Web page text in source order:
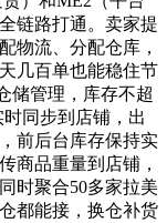
链路打通。卖家提
物流、分配仓库，
几百单也能稳住节
储管理，库存不超
同步到店铺，出
前后台库存保持实
商品重量到店铺，
时聚合50多家拉美
都能接，换仓补货